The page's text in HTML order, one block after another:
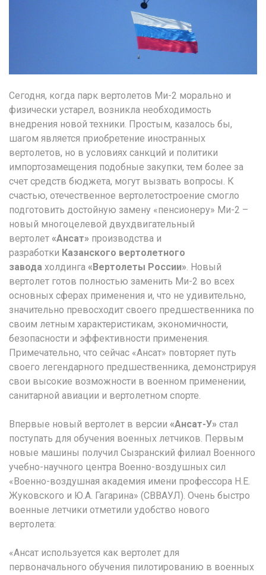
Сегодня, когда парк вертолетов Ми-2 морально и
физически устарел, возникла необходимость
внедрения новой техники. Простым, казалось бы,
шагом является приобретение иностранных
вертолетов, но в условиях санкций и политики
импортозамещения подобные закупки, тем более за
счет средств бюджета, могут вызвать вопросы. К
счастью, отечественное вертолетостроение смогло
подготовить достойную замену «пенсионеру» Ми-2 –
новый многоцелевой двухдвигательный
вертолет «Ансат» производства и
разработки Казанского вертолетного
завода холдинга «Вертолеты России». Новый
вертолет готов полностью заменить Ми-2 во всех
основных сферах применения и, что не удивительно,
значительно превосходит своего предшественника по
своим летным характеристикам, экономичности,
безопасности и эффективности применения.
Примечательно, что сейчас «Ансат» повторяет путь
своего легендарного предшественника, демонстрируя
свои высокие возможности в военном применении,
санитарной авиации и вертолетном спорте.
Впервые новый вертолет в версии «Ансат-У» стал
поступать для обучения военных летчиков. Первым
новые машины получил Сызранский филиал Военного
учебно-научного центра Военно-воздушных сил
«Военно-воздушная академия имени профессора Н.Е.
Жуковского и Ю.А. Гагарина» (СВВАУЛ). Очень быстро
военные летчики отметили удобство нового
вертолета:
«Ансат используется как вертолет для
первоначального обучения пилотированию в военных